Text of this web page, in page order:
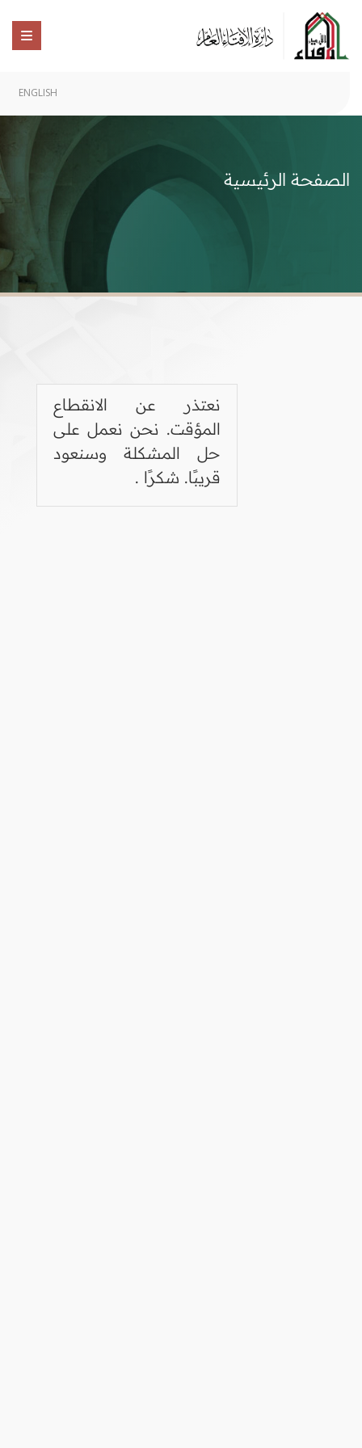
ENGLISH
الصفحة الرئيسية
نعتذر عن الانقطاع
المؤقت. نحن نعمل على
حل المشكلة وسنعود
قريبًا. شكرًا .